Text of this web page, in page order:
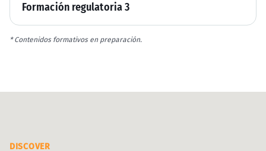
Formación regulatoria 3
* Contenidos formativos en preparación.
DISCOVER